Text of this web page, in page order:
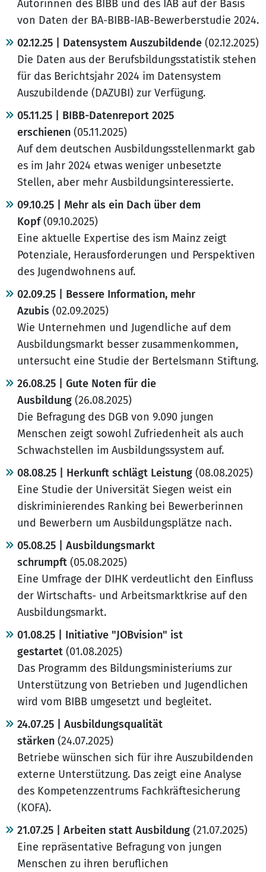
Autorinnen des BIBB und des IAB auf der Basis
von Daten der BA-BIBB-IAB-Bewerberstudie 2024.
02.12.25 | Datensystem Auszubildende (02.12.2025)
Die Daten aus der Berufsbildungsstatistik stehen
für das Berichtsjahr 2024 im Datensystem
Auszubildende (DAZUBI) zur Verfügung.
05.11.25 | BIBB-Datenreport 2025
erschienen (05.11.2025)
Auf dem deutschen Ausbildungsstellenmarkt gab
es im Jahr 2024 etwas weniger unbesetzte
Stellen, aber mehr Ausbildungsinteressierte.
09.10.25 | Mehr als ein Dach über dem
Kopf(09.10.2025)
Eine aktuelle Expertise des ism Mainz zeigt
Potenziale, Herausforderungen und Perspektiven
des Jugendwohnens auf.
02.09.25 | Bessere Information, mehr
Azubis (02.09.2025)
Wie Unternehmen und Jugendliche auf dem
Ausbildungsmarkt besser zusammenkommen,
untersucht eine Studie der Bertelsmann Stiftung.
26.08.25 | Gute Noten für die
Ausbildung (26.08.2025)
Die Befragung des DGB von 9.090 jungen
Menschen zeigt sowohl Zufriedenheit als auch
Schwachstellen im Ausbildungssystem auf.
08.08.25 | Herkunft schlägt Leistung (08.08.2025)
Eine Studie der Universität Siegen weist ein
diskriminierendes Ranking bei Bewerberinnen
und Bewerbern um Ausbildungsplätze nach.
05.08.25 | Ausbildungsmarkt
schrumpft (05.08.2025)
Eine Umfrage der DIHK verdeutlicht den Einfluss
der Wirtschafts- und Arbeitsmarktkrise auf den
Ausbildungsmarkt.
01.08.25 | Initiative "JOBvision" ist
gestartet (01.08.2025)
Das Programm des Bildungsministeriums zur
Unterstützung von Betrieben und Jugendlichen
wird vom BIBB umgesetzt und begleitet.
24.07.25 | Ausbildungsqualität
stärken (24.07.2025)
Betriebe wünschen sich für ihre Auszubildenden
externe Unterstützung. Das zeigt eine Analyse
des Kompetenzzentrums Fachkräftesicherung
(KOFA).
21.07.25 | Arbeiten statt Ausbildung (21.07.2025)
Eine repräsentative Befragung von jungen
Menschen zu ihren beruflichen